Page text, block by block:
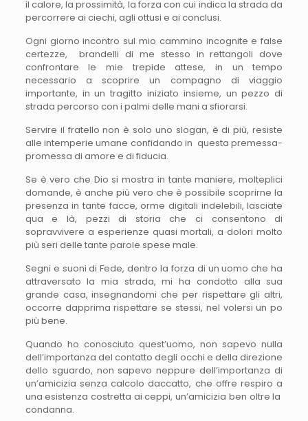
il calore, la prossimità, la forza con cui indica la strada da
percorrere ai ciechi, agli ottusi e ai conclusi.
Ogni giorno incontro sul mio cammino incognite e false
certezze, brandelli di me stesso in rettangoli dove
confrontare le mie trepide attese, in un tempo
necessario a scoprire un compagno di viaggio
importante, in un tragitto iniziato insieme, un pezzo di
strada percorso con i palmi delle mani a sfiorarsi.
Servire il fratello non è solo uno slogan, è di più, resiste
alle intemperie umane confidando in questa premessa-
promessa di amore e di fiducia.
Se è vero che Dio si mostra in tante maniere, molteplici
domande, è anche più vero che è possibile scoprirne la
presenza in tante facce, orme digitali indelebili, lasciate
qua e là, pezzi di storia che ci consentono di
sopravvivere a esperienze quasi mortali, a dolori molto
più seri delle tante parole spese male.
Segni e suoni di Fede, dentro la forza di un uomo che ha
attraversato la mia strada, mi ha condotto alla sua
grande casa, insegnandomi che per rispettare gli altri,
occorre dapprima rispettare se stessi, nel volersi un po
più bene.
Quando ho conosciuto quest’uomo, non sapevo nulla
dell’importanza del contatto degli occhi e della direzione
dello sguardo, non sapevo neppure dell’importanza di
un’amicizia senza calcolo daccatto, che offre respiro a
una esistenza costretta ai ceppi, un’amicizia ben oltre la
condanna.